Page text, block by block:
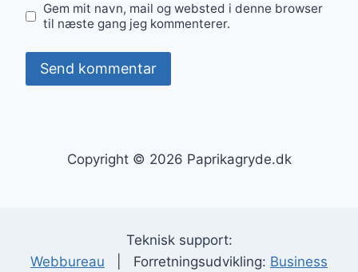
Gem mit navn, mail og websted i denne browser
til næste gang jeg kommenterer.
Copyright © 2026 Paprikagryde.dk
Teknisk support:
Webbureau | Forretningsudvikling: Business